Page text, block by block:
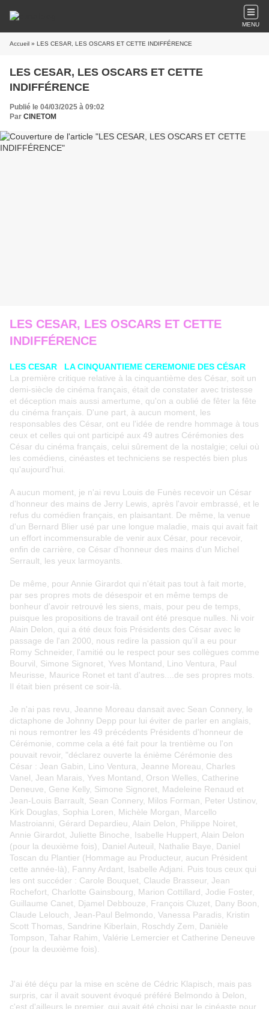
MENU
Accueil » LES CESAR, LES OSCARS ET CETTE INDIFFÉRENCE
LES CESAR, LES OSCARS ET CETTE
INDIFFÉRENCE
Publié le 04/03/2025 à 09:02
Par CINETOM
LES CESAR, LES OSCARS ET CETTE
INDIFFÉRENCE
LES CESAR LA CINQUANTIEME CEREMONIE DES CÉSAR
La première critique relative à la cinquantième des César, soit un
demi-siècle de cinéma français, était de constater avec tristesse
et déception mais aussi amertume, qu'on a oublié de fêter la fête
du cinéma français. D'une part, à aucun moment, les
responsables des César, ont eu l'idée de rendre hommage à tous
ceux et celles qui ont participé aux 49 autres Cérémonies des
César du cinéma français, celui sûrement de la nostalgie; celui où
les comédiens, cinéastes et techniciens se respectés bien plus
qu'aujourd'hui.
A aucun moment, je n'ai revu Louis de Funès recevoir un César
d'honneur des mains de Jerry Lewis, après l'avoir embrassé, et le
refus du comédien français, en plaisantant. De même, la venue
d'un Bernard Blier usé par une longue maladie, mais qui avait fait
un effort incommensurable de venir aux César, pour recevoir,
enfin de carrière, ce César d'honneur des mains d'un Michel
Serrault, les yeux larmoyants.
De même, pour Annie Girardot qui n'était pas tout à fait morte,
par ses propres mots de désespoir et en même temps de
bonheur d'avoir retrouvé les siens, mais, pour peu de temps,
puisque les propositions de travail ont été presque nulles. Ni voir
Alain Delon, qui a été deux fois Présidents des César avec le
passage de l'an 2000, nous redire la passion qu'il a eu pour
Romy Schneider, l'amitié ou le respect pour ses collègues comme
Bourvil, Simone Signoret, Yves Montand, Lino Ventura, Paul
Meurisse, Maurice Ronet et tant d'autres....de ses propres mots.
Il était bien présent ce soir-là.
Je n'ai pas revu, Jeanne Moreau dansait avec Sean Connery, le
dictaphone de Johnny Depp pour lui éviter de parler en anglais,
ni nous remontrer les 49 précédents Présidents d'honneur de
Cérémonie, comme cela a été fait pour la trentième ou l'on
pouvait revoir, "déclarez ouverte la énième Cérémonie des
César : Jean Gabin, Lino Ventura, Jeanne Moreau, Charles
Vanel, Jean Marais, Yves Montand, Orson Welles, Catherine
Deneuve, Gene Kelly, Simone Signoret, Madeleine Renaud et
Jean-Louis Barrault, Sean Connery, Milos Forman, Peter Ustinov,
Kirk Douglas, Sophia Loren, Michèle Morgan, Marcello
Mastroianni, Gérard Depardieu, Alain Delon, Philippe Noiret,
Annie Girardot, Juliette Binoche, Isabelle Huppert, Alain Delon
(pour la deuxième fois), Daniel Auteuil, Nathalie Baye, Daniel
Toscan du Plantier (Hommage au Producteur, aucun Président
cette année-là), Fanny Ardant, Isabelle Adjani. Puis tous ceux qui
les ont succéder : Carole Bouquet, Claude Brasseur, Jean
Rochefort, Charlotte Gainsbourg, Marion Cottillard, Jodie Foster,
Guillaume Canet, Djamel Debbouze, François Cluzet, Dany Boon,
Claude Lelouch, Jean-Paul Belmondo, Vanessa Paradis, Kristin
Scott Thomas, Sandrine Kiberlain, Roschdy Zem, Danièle
Tompson, Tahar Rahim, Valérie Lemercier et Catherine Deneuve
(pour la deuxième fois).
J'ai été déçu par la mise en scène de Cédric Klapisch, mais pas
surpris, car il avait souvent évoqué préféré Belmondo à Delon,
c'est d'ailleurs le premier, qui avait été choisi par le cinéaste pour